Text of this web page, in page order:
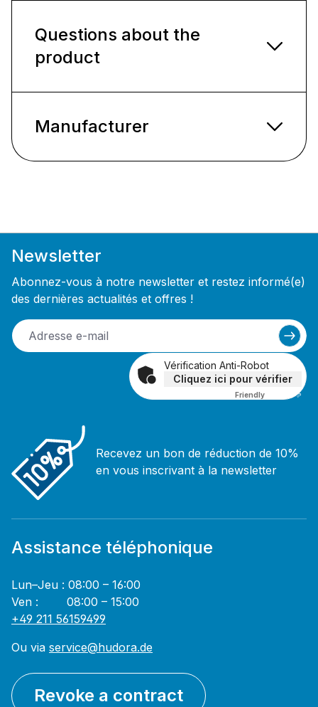
Questions about the
product
Manufacturer
Newsletter
Abonnez-vous à notre newsletter et restez informé(e)
des dernières actualités et offres !
Vérification Anti-Robot
Cliquez ici pour vérifier
Friendly Captcha ⇗
Recevez un bon de réduction de 10%
en vous inscrivant à la newsletter
Assistance téléphonique
Lun–Jeu : 08:00 – 16:00
Ven : 08:00 – 15:00
+49 211 56159499
Ou via service@hudora.de
Revoke a contract